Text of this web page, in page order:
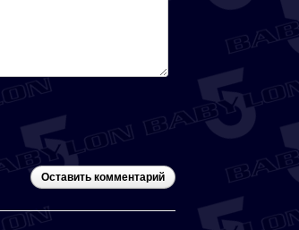
Оставить комментарий